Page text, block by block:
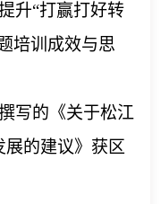
提升“打赢打好转
培训成效与思
写的《关于松江
的建议》获区